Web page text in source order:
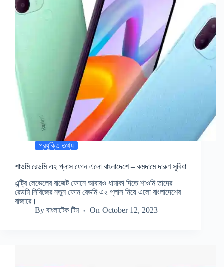
প্রযুক্তি তথ্য
শাওমি রেডমি এ২ প্লাস ফোন এলো বাংলাদেশে – কমদামে দারুণ সুবিধা
এন্ট্রি লেভেলের বাজেট ফোনে আবারও ধামাকা দিতে শাওমি তাদের
রেডমি সিরিজের নতুন ফোন রেডমি এ২ প্লাস নিয়ে এলো বাংলাদেশের
বাজারে।
By বাংলাটেক টিম On October 12, 2023